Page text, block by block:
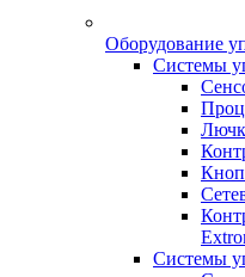
Оборудование
Системы
Системы